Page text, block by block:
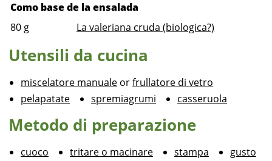
Como base de la ensalada
80 g La valeriana cruda (biologica?)
Utensili da cucina
miscelatore manuale orfrullatore di vetro
pelapatate
spremiagrumi casseruola
Metodo di preparazione
cuoco tritare o macinare stampa
gusto